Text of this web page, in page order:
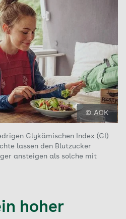
© AOK
Glykämischen Index (GI)
lassen den Blutzucker
ansteigen als solche mit
hoher